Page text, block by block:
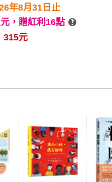
年8月31日止
， 贈紅利16點
315元